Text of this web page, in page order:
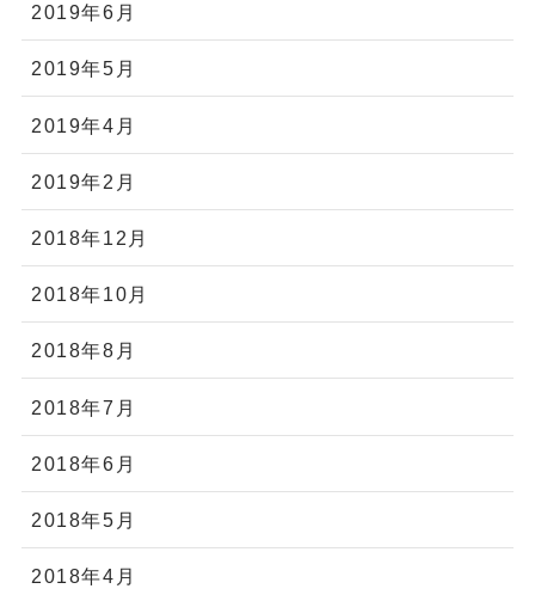
2019年6月
2019年5月
2019年4月
2019年2月
2018年12月
2018年10月
2018年8月
2018年7月
2018年6月
2018年5月
2018年4月